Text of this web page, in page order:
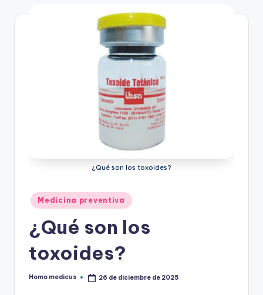
¿Qué son los toxoides?
Publicado
en
Medicina preventiva
¿Qué son los
toxoides?
Publicado
Homo medicus 26 de diciembre de 2025